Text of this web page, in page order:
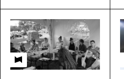
Fabuler l'école